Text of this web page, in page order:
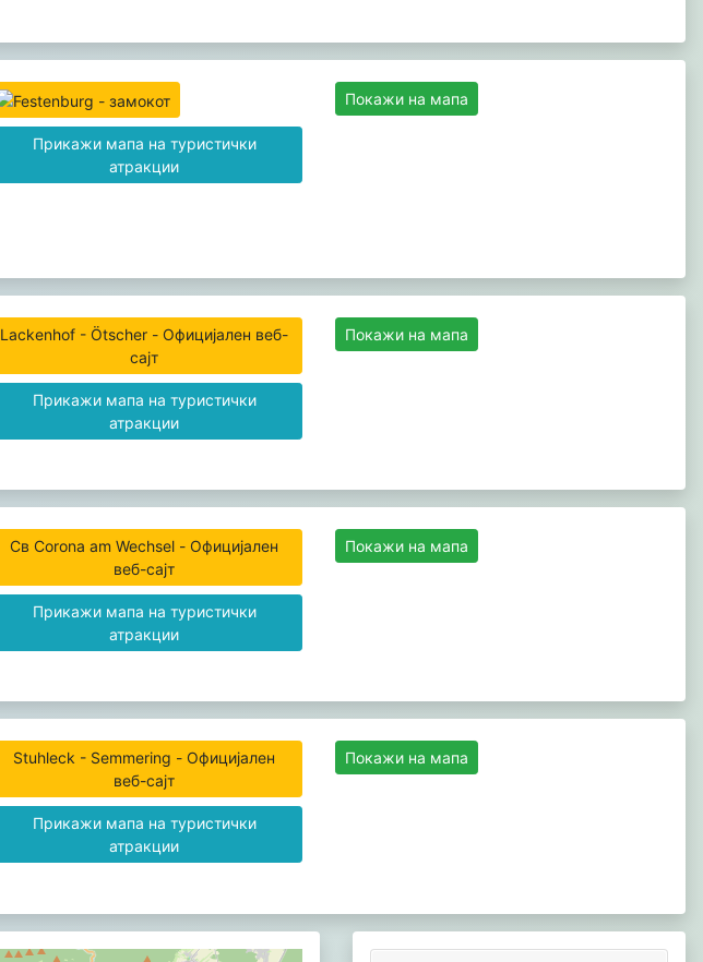
Прикажи мапа на туристички
атракции
Покажи на мапа
Lackenhof - Ötscher - Официјален веб-
сајт
Прикажи мапа на туристички
атракции
Покажи на мапа
Св Corona am Wechsel - Официјален
веб-сајт
Прикажи мапа на туристички
атракции
Покажи на мапа
Stuhleck - Semmering - Официјален
веб-сајт
Прикажи мапа на туристички
атракции
Покажи на мапа